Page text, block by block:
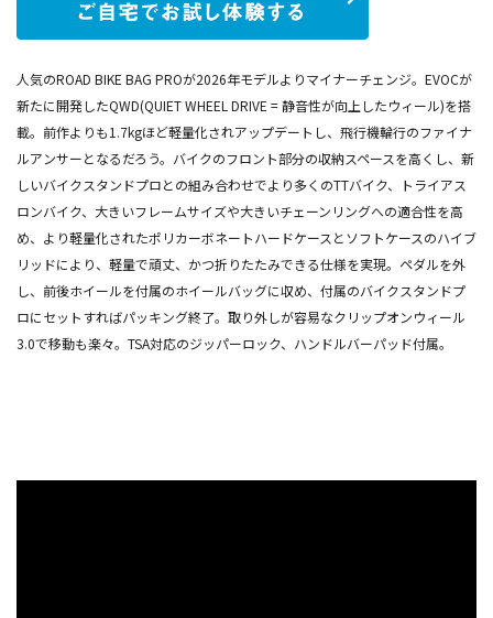
人気のROAD BIKE BAG PROが2026年モデルよりマイナーチェンジ。EVOCが
新たに開発したQWD(QUIET WHEEL DRIVE = 静音性が向上したウィール)を搭
載。前作よりも1.7kgほど軽量化されアップデートし、飛行機輪行のファイナ
ルアンサーとなるだろう。バイクのフロント部分の収納スペースを高くし、新
しいバイクスタンドプロとの組み合わせでより多くのTTバイク、トライアス
ロンバイク、大きいフレームサイズや大きいチェーンリングへの適合性を高
め、より軽量化されたポリカーボネートハードケースとソフトケースのハイブ
リッドにより、軽量で頑丈、かつ折りたたみできる仕様を実現。ペダルを外
し、前後ホイールを付属のホイールバッグに収め、付属のバイクスタンドプ
ロにセットすればパッキング終了。取り外しが容易なクリップオンウィール
3.0で移動も楽々。TSA対応のジッパーロック、ハンドルバーパッド付属。